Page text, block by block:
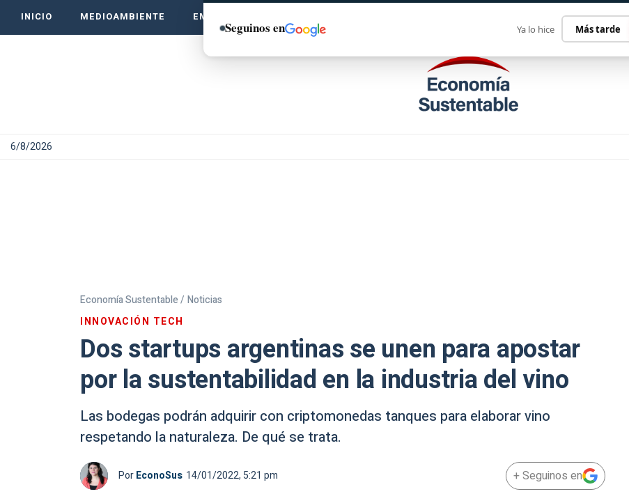
INICIO MEDIOAMBIENTE EMPRENDE VERDE CONTACTO
6/8/2026
Economía Sustentable / Noticias
INNOVACIÓN TECH
Dos startups argentinas se unen para apostar
por la sustentabilidad en la industria del vino
Las bodegas podrán adquirir con criptomonedas tanques para elaborar vino
respetando la naturaleza. De qué se trata.
PorEconoSus 14/01/2022, 5:21 pm + Seguinos en
Seguinos en Ya lo hice Más tarde